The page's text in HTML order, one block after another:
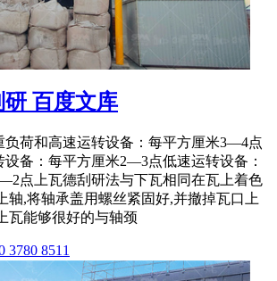
百度文库
负荷和高速运转设备：每平方厘米3—4点
设备：每平方厘米2—3点低速运转设备：
点上瓦德刮研法与下瓦相同在瓦上着色
轴,将轴承盖用螺丝紧固好,并撤掉瓦口上
瓦能够很好的与轴颈
3780 8511